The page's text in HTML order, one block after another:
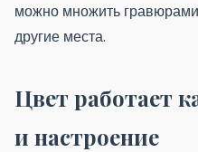
можно множить
другие места.
Цвет работает
и настроение